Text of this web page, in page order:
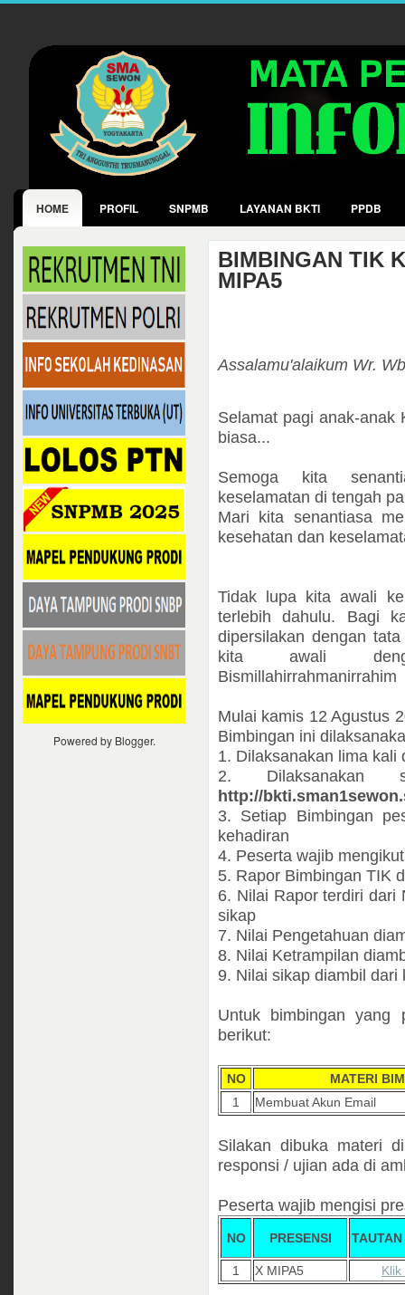
HOME PROFIL SNPMB LAYANAN BKTI PPDB
Powered by Blogger.
BIMBINGAN TIK
MIPA5
Assalamu'alaikum Wr.
Selamat pagi anak-anak
biasa...
Semoga kita
keselamatan di tengah
Mari kita senantiasa
kesehatan dan
Tidak lupa kita awali
terlebih dahulu. Bagi
dipersilakan dengan
kita awali
Bismillahirrahmanirrahim
Mulai kamis 12 Agustus
Bimbingan ini
1. Dilaksanakan lima kali
2. Dilaksanakan
http://
3. Setiap Bimbingan
kehadiran
4. Peserta wajib
5. Rapor Bimbingan TIK
6. Nilai Rapor terdiri dari
sikap
7. Nilai Pengetahuan
8. Nilai Ketrampilan
9. Nilai sikap diambil dari
Untuk bimbingan yang
berikut:
NO
MATERI
1
Membuat Akun Email
Silakan dibuka materi
responsi / ujian ada di
Peserta wajib mengisi
NO PRESENSI TAUTAN
1 X MIPA5 Klik